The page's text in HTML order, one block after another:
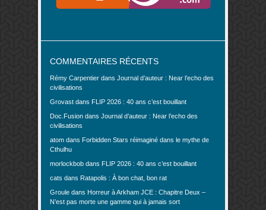
COMMENTAIRES RÉCENTS
Rémy Carpentier dans Journal d’auteur : Near l’echo des
civilisations
Grovast dans FLIP 2026 : 40 ans c’est bouillant
Doc.Fusion dans Journal d’auteur : Near l’echo des
civilisations
atom dans Forbidden Stars réimaginé dans le mythe de
Cthulhu
morlockbob dans FLIP 2026 : 40 ans c’est bouillant
cats dans Ratapolis : À bon chat, bon rat
Groule dans Horreur à Arkham JCE : Chapitre Deux –
N’est pas morte une gamme qui à jamais sort